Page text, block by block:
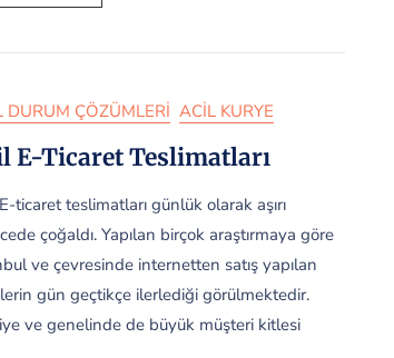
DURUM ÇÖZÜMLERI ACIL KURYE
E-Ticaret Teslimatları
ticaret teslimatları günlük olarak aşırı
çoğaldı. Yapılan birçok araştırmaya göre
ve çevresinde internetten satış yapılan
gün geçtikçe ilerlediği görülmektedir.
ve genelinde de büyük müşteri kitlesi